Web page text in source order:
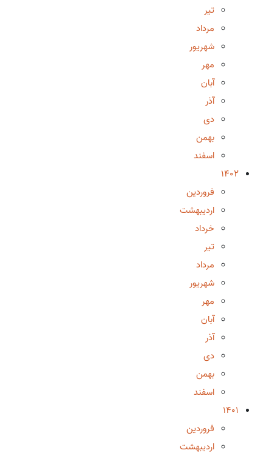
تیر
مرداد
شهریور
مهر
آبان
آذر
دی
بهمن
اسفند
1402
فروردین
اردیبهشت
خرداد
تیر
مرداد
شهریور
مهر
آبان
آذر
دی
بهمن
اسفند
1401
فروردین
اردیبهشت